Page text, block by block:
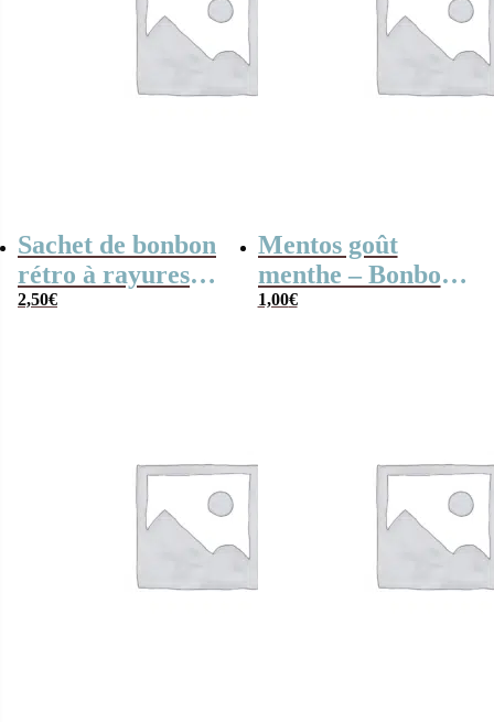
Sachet de bonbon
rétro à rayures
dorées et blanches
2,50€
Mentos goût
menthe – Bonbons
en dragée
1,00€